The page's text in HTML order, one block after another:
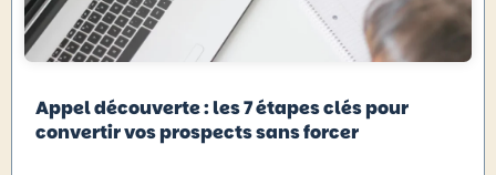
Appel découverte : les 7 étapes clés pour
convertir vos prospects sans forcer